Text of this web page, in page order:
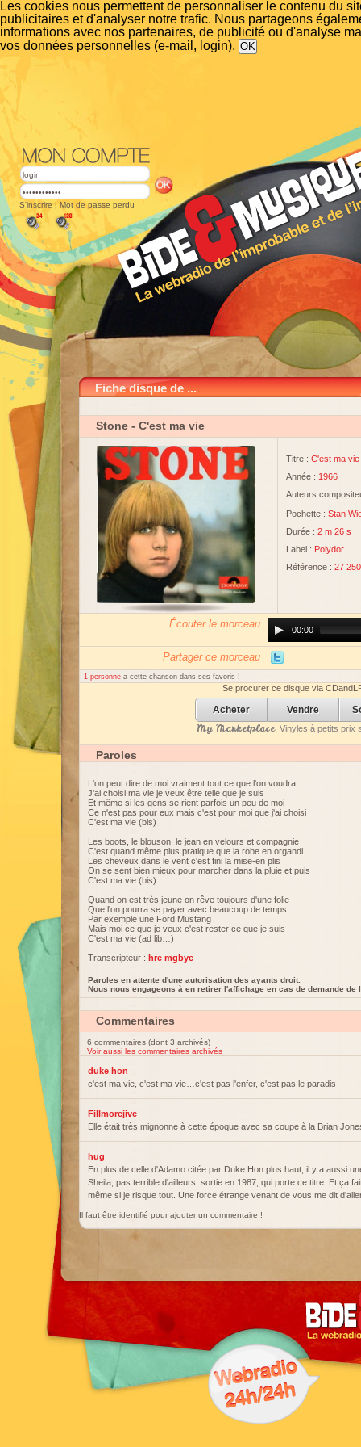
Les cookies nous permettent de personnaliser le contenu du
publicitaires et d'analyser notre trafic. Nous partageons
informations avec nos partenaires, de publicité ou d'analyse
vos données personnelles (e-mail, login).
S'inscrire | Mot de passe perdu
Fiche disque de ...
Stone - C'est ma vie
Titre : C'est ma vie
Année : 1966
Auteurs
Pochette : Stan
Durée : 2 m 26 s
Label : Polydor
Référence : 27 250
Écouter le morceau
Player00:00
Partager ce morceau
1 personne a cette chanson dans ses favoris !
Se procurer ce disque via
Acheter Vendre
My Marketplace, Vinyles à petits prix
Paroles
L'on peut dire de moi vraiment tout ce que l'on voudra
J'ai choisi ma vie je veux être telle que je suis
Et même si les gens se rient parfois un peu de moi
Ce n'est pas pour eux mais c'est pour moi que j'ai choisi
C'est ma vie (bis)
Les boots, le blouson, le jean en velours et compagnie
C'est quand même plus pratique que la robe en organdi
Les cheveux dans le vent c'est fini la mise-en plis
On se sent bien mieux pour marcher dans la pluie et puis
C'est ma vie (bis)
Quand on est très jeune on rêve toujours d'une folie
Que l'on pourra se payer avec beaucoup de temps
Par exemple une Ford Mustang
Mais moi ce que je veux c'est rester ce que je suis
C'est ma vie (ad lib…)
Transcripteur : hre mgbye
Paroles en attente d'une autorisation des ayants droit.
Nous nous engageons à en retirer l'affichage en cas de demande de
Commentaires
6 commentaires (dont 3 archivés)
Voir aussi les commentaires archivés
duke hon
c'est ma vie, c'est ma vie…c'est pas l'enfer, c'est pas le paradis
Fillmorejive
Elle était très mignonne à cette époque avec sa coupe à la Brian
hug
En plus de celle d'Adamo citée par Duke Hon plus haut, il y a aussi
Sheila, pas terrible d'ailleurs, sortie en 1987, qui porte ce titre. Et ça
même si je risque tout. Une force étrange venant de vous me dit
Il faut être identifié pour ajouter un commentaire !